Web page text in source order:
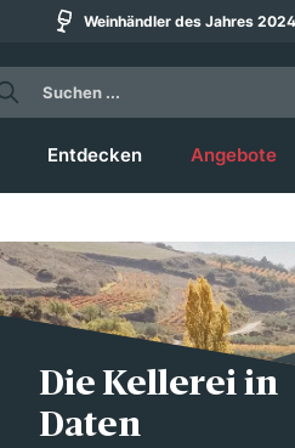
Weinhändler des Jahres
Entdecken Angebote
Die Kellerei in
Daten